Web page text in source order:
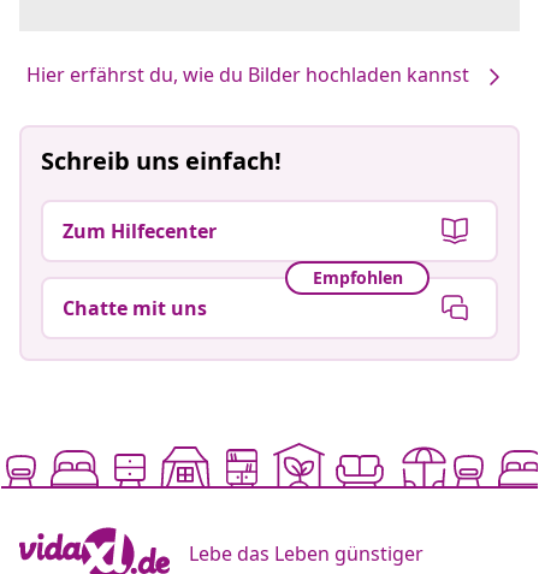
Hier erfährst du, wie du Bilder hochladen kannst
Schreib uns einfach!
Zum Hilfecenter
Empfohlen
Chatte mit uns
Lebe das Leben günstiger